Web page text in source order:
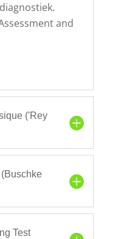
and
('Rey
Test